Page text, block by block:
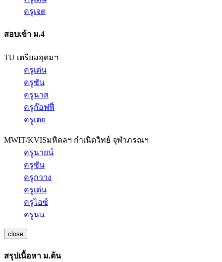
ครูเจต
สอบเข้า ม.4
TU เตรียมอุดมฯ
ครูเด่น
ครูซัน
ครูนาส
ครูก๊อฟฟี่
ครูเตย
MWIT/KVISมหิดลฯ กำเนิดวิทย์ จุฬาภรณฯ
ครูนายน์
ครูซัน
ครูกวาง
ครูเด่น
ครูไอซ์
ครูนน
close
สรุปเนื้อหา ม.ต้น